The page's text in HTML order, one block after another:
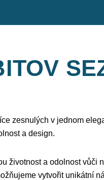
zesnulých v jednom
a design.
životnost a odolnost vůči
vytvořit unikátní